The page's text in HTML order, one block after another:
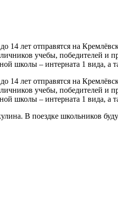
14 лет отправятся на
учебы, победителей и
школы – интерната 1 вида,
14 лет отправятся на
учебы, победителей и
школы – интерната 1 вида,
В поездке школьников